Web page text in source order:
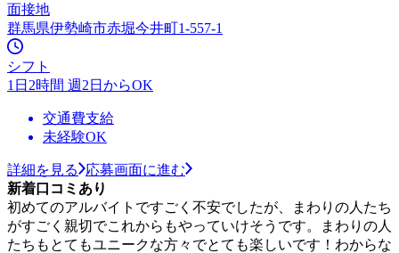
面接地
群馬県伊勢崎市赤堀今井町1-557-1
シフト
1日2時間 週2日からOK
交通費支給
未経験OK
詳細を見る
応募画面に進む
新着口コミあり
初めてのアルバイトですごく不安でしたが、まわりの人たち
がすごく親切でこれからもやっていけそうです。まわりの人
たちもとてもユニークな方々でとても楽しいです！わからな